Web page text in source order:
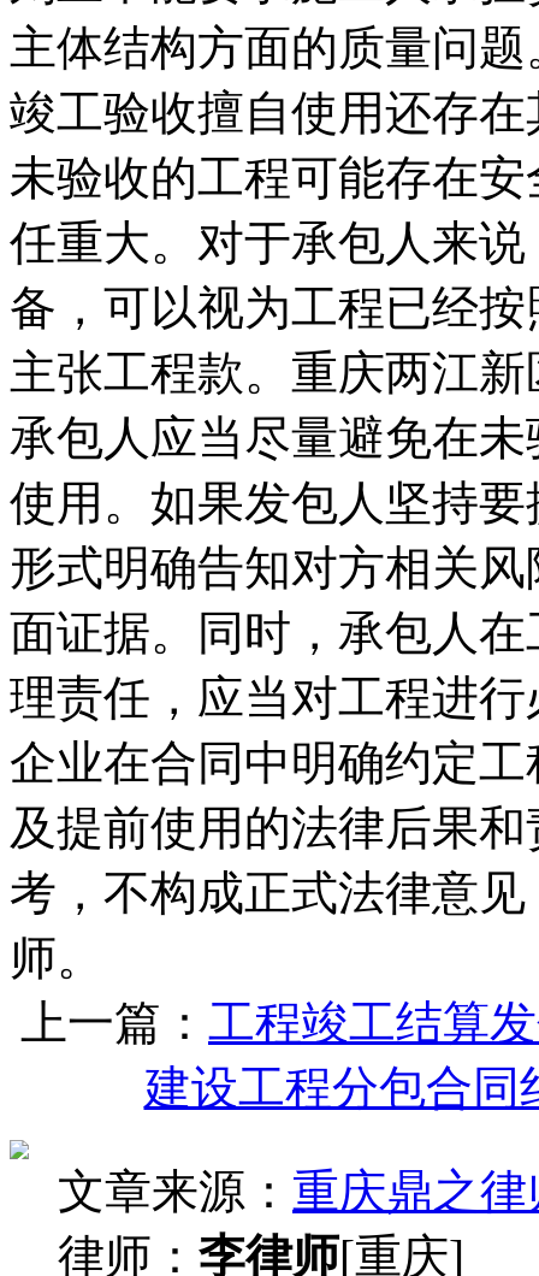
主体结构方面的质量问
竣工验收擅自使用还存
未验收的工程可能存在
任重大。对于承包人来
备，可以视为工程已经
主张工程款。重庆两江
承包人应当尽量避免在
使用。如果发包人坚持
形式明确告知对方相关
面证据。同时，承包人
理责任，应当对工程进
企业在合同中明确约定
及提前使用的法律后果
考，不构成正式法律意
师。
上一篇： 工程竣工结算
建设工程分包合同
文章来源： 重庆鼎之
律师： 李律师[重庆]